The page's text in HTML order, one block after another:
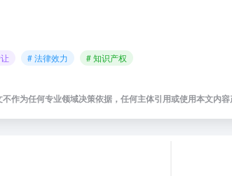
# 法律效力 # 知识产权
作为任何专业领域决策依据，任何主体引用或使用本文内